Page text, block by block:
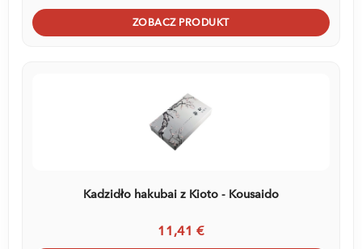
ZOBACZ PRODUKT
Kadzidło hakubai z Kioto - Kousaido
11,41 €